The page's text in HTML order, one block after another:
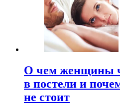
О чем женщины
в постели и
не стоит